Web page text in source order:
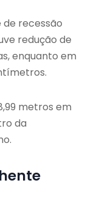
de recessão
redução de
enquanto em
metros em
da